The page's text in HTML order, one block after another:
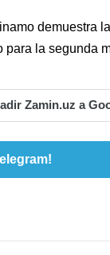
demuestra
para la segunda
Zamin.uz a